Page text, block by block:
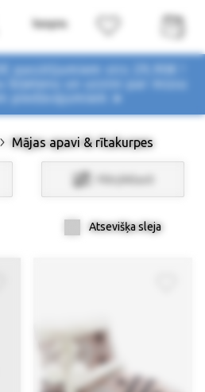
pasūtījumiem virs 29,90€ !
biļetenu un uzzini par mūsu
Mājas apavi & rītakurpes
Filtri/Atlasīt
Atsevišķa sleja